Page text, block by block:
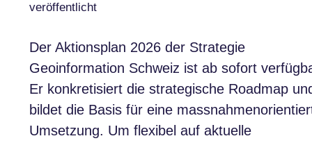
veröffentlicht
Der Aktionsplan 2026 der Strategie
Geoinformation Schweiz ist ab sofort
Er konkretisiert die strategische Roadmap
bildet die Basis für eine
Umsetzung. Um flexibel auf aktuelle